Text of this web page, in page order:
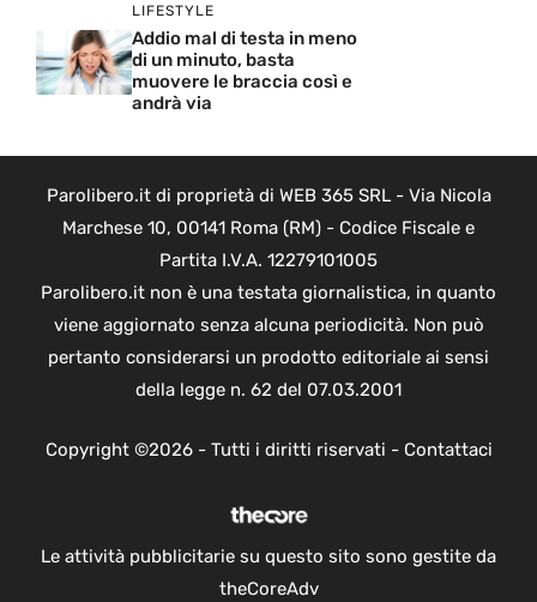
LIFESTYLE
Addio mal di testa in meno
di un minuto, basta
muovere le braccia così e
andrà via
Parolibero.it di proprietà di WEB 365 SRL - Via Nicola
Marchese 10, 00141 Roma (RM) - Codice Fiscale e
Partita I.V.A. 12279101005
Parolibero.it non è una testata giornalistica, in quanto
viene aggiornato senza alcuna periodicità. Non può
pertanto considerarsi un prodotto editoriale ai sensi
della legge n. 62 del 07.03.2001
Copyright ©2026 - Tutti i diritti riservati - Contattaci
Le attività pubblicitarie su questo sito sono gestite da
theCoreAdv